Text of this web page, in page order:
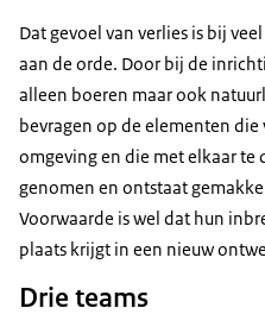
Dat gevoel van verlies is bij
aan de orde. Door bij de
alleen boeren maar ook
bevragen op de elementen
omgeving en die met elkaar te
genomen en ontstaat
Voorwaarde is wel dat hun
plaats krijgt in een nieuw
Drie teams